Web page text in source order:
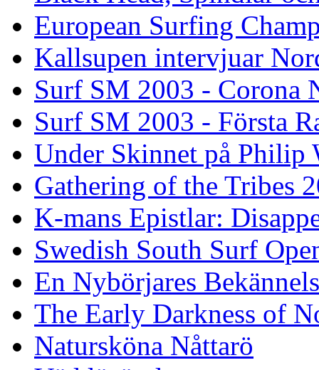
European Surfing
Kallsupen intervjuar
Surf SM 2003 - Corona
Surf SM 2003 - Första
Under Skinnet på Philip
Gathering of the Tribes
K-mans Epistlar:
Swedish South Surf
En Nybörjares
The Early Darkness of
Natursköna Nåttarö